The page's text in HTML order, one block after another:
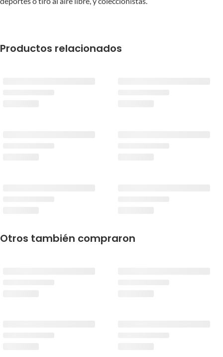
Productos relacionados
Otros también compraron